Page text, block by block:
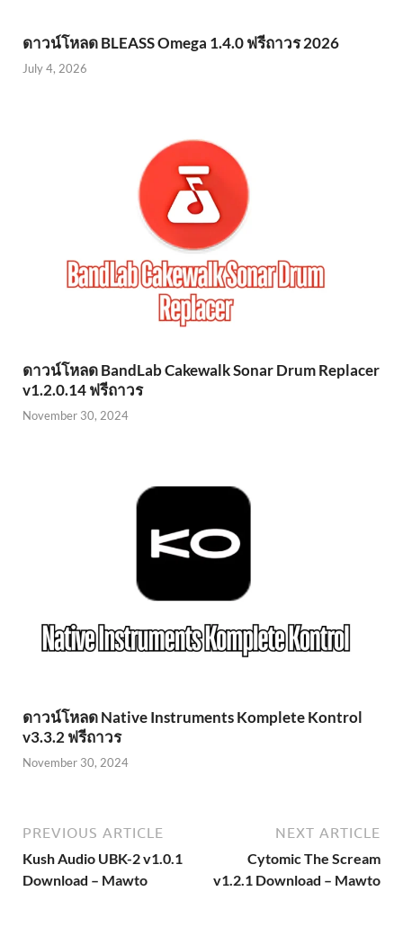
ดาวน์โหลด BLEASS Omega 1.4.0 ฟรีถาวร 2026
July 4, 2026
ดาวน์โหลด BandLab Cakewalk Sonar Drum Replacer
v1.2.0.14 ฟรีถาวร
November 30, 2024
ดาวน์โหลด Native Instruments Komplete Kontrol
v3.3.2 ฟรีถาวร
November 30, 2024
PREVIOUS ARTICLE
Kush Audio UBK-2 v1.0.1
Download – Mawto
NEXT ARTICLE
Cytomic The Scream
v1.2.1 Download – Mawto